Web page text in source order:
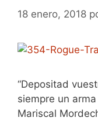
18 enero, 2018
“Depositad
siempre un
Mariscal